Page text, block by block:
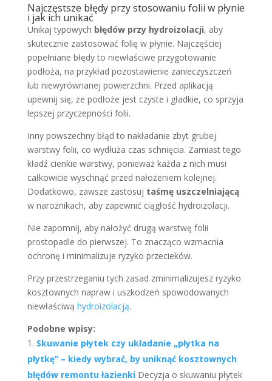
Najczęstsze błędy przy stosowaniu folii w płynie
i jak ich unikać
Unikaj typowych błędów przy hydroizolacji, aby
skutecznie zastosować folię w płynie. Najczęściej
popełniane błędy to niewłaściwe przygotowanie
podłoża, na przykład pozostawienie zanieczyszczeń
lub niewyrównanej powierzchni. Przed aplikacją
upewnij się, że podłoże jest czyste i gładkie, co sprzyja
lepszej przyczepności folii.
Inny powszechny błąd to nakładanie zbyt grubej
warstwy folii, co wydłuża czas schnięcia. Zamiast tego
kładź cienkie warstwy, ponieważ każda z nich musi
całkowicie wyschnąć przed nałożeniem kolejnej.
Dodatkowo, zawsze zastosuj taśmę uszczelniającą
w narożnikach, aby zapewnić ciągłość hydroizolacji.
Nie zapomnij, aby nałożyć drugą warstwę folii
prostopadle do pierwszej. To znacząco wzmacnia
ochronę i minimalizuje ryzyko przecieków.
Przy przestrzeganiu tych zasad zminimalizujesz ryzyko
kosztownych napraw i uszkodzeń spowodowanych
niewłaściwą hydroizolacją.
Podobne wpisy:
Skuwanie płytek czy układanie „płytka na
płytkę” – kiedy wybrać, by uniknąć kosztownych
błędów remontu łazienki Decyzja o skuwaniu płytek